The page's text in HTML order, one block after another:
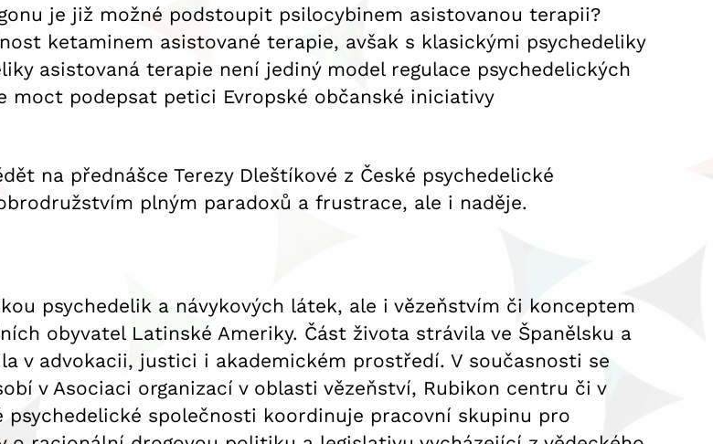
je již možné podstoupit psilocybinem asistovanou terapii?
ketaminem asistované terapie, avšak s klasickými psychedeliky
asistovaná terapie není jediný model regulace psychedelických
podepsat petici Evropské občanské iniciativy
na přednášce Terezy Dleštíkové z České psychedelické
plným paradoxů a frustrace, ale i naděje.
psychedelik a návykových látek, ale i vězeňstvím či konceptem
obyvatel Latinské Ameriky. Část života strávila ve Španělsku a
v advokacii, justici i akademickém prostředí. V současnosti se
v Asociaci organizací v oblasti vězeňství, Rubikon centru či v
společnosti koordinuje pracovní skupinu pro